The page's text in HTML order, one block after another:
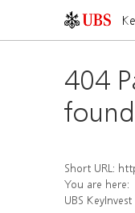
404
found
Short URL:
You are here:
UBS